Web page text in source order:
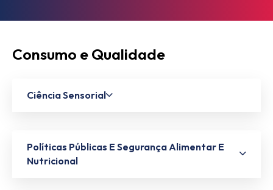
Consumo e Qualidade
Ciência Sensorial
Políticas Públicas E Segurança Alimentar E
Nutricional